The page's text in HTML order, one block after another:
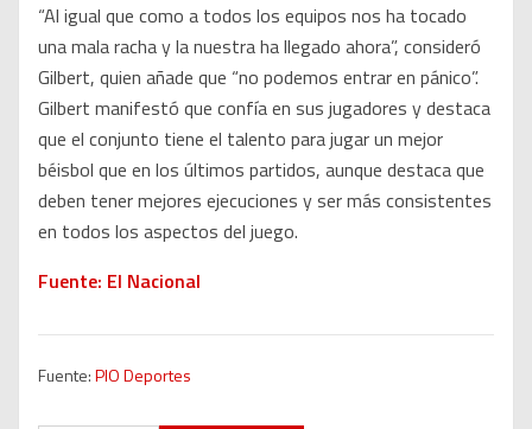
“Al igual que como a todos los equipos nos ha tocado
una mala racha y la nuestra ha llegado ahora”, consideró
Gilbert, quien añade que “no podemos entrar en pánico”.
Gilbert manifestó que confía en sus jugadores y destaca
que el conjunto tiene el talento para jugar un mejor
béisbol que en los últimos partidos, aunque destaca que
deben tener mejores ejecuciones y ser más consistentes
en todos los aspectos del juego.
Fuente: El Nacional
Fuente:PIO Deportes